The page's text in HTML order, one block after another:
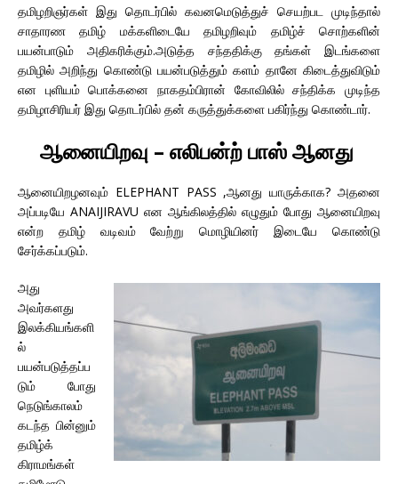
தமிழறிஞர்கள் இது தொடர்பில் கவனமெடுத்துச் செயற்பட முடிந்தால்
சாதாரண தமிழ் மக்களிடையே தமிழறிவும் தமிழ்ச் சொற்களின்
பயன்பாடும் அதிகரிக்கும்.அடுத்த சந்ததிக்கு தங்கள் இடங்களை
தமிழில் அறிந்து கொண்டு பயன்படுத்தும் களம் தானே கிடைத்துவிடும்
என புளியம் பொக்கனை நாகதம்பிரான் கோவிலில் சந்திக்க முடிந்த
தமிழாசிரியர் இது தொடர்பில் தன் கருத்துக்களை பகிர்ந்து கொண்டார்.
ஆனையிறவு – எலிபன்ற் பாஸ் ஆனது
ஆனையிறழனவும் ELEPHANT PASS ,ஆனது யாருக்காக? அதனை
அப்படியே ANAIJIRAVU என ஆங்கிலத்தில் எழுதும் போது ஆனையிறவு
என்ற தமிழ் வடிவம் வேற்று மொழியினர் இடையே கொண்டு
சேர்க்கப்படும்.
அது
அவர்களது
இலக்கியங்களி
ல்
பயன்படுத்தப்ப
டும் போது
நெடுங்காலம்
கடந்த பின்னும்
தமிழ்க்
கிராமங்கள்